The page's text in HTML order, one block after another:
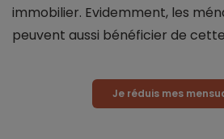
immobilier. Evidemment, les
peuvent aussi bénéficier de
Je réduis mes